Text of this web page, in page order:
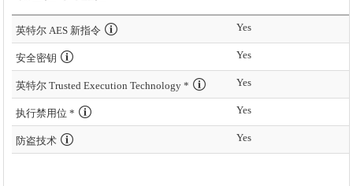
英特尔 AES 新指令 Yes
安全密钥 Yes
英特尔 Trusted Execution Technology * Yes
执行禁用位 * Yes
防盗技术 Yes